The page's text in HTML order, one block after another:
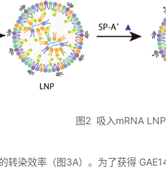
图2 吸入mRNA
转染效率（图3A）。为了获得